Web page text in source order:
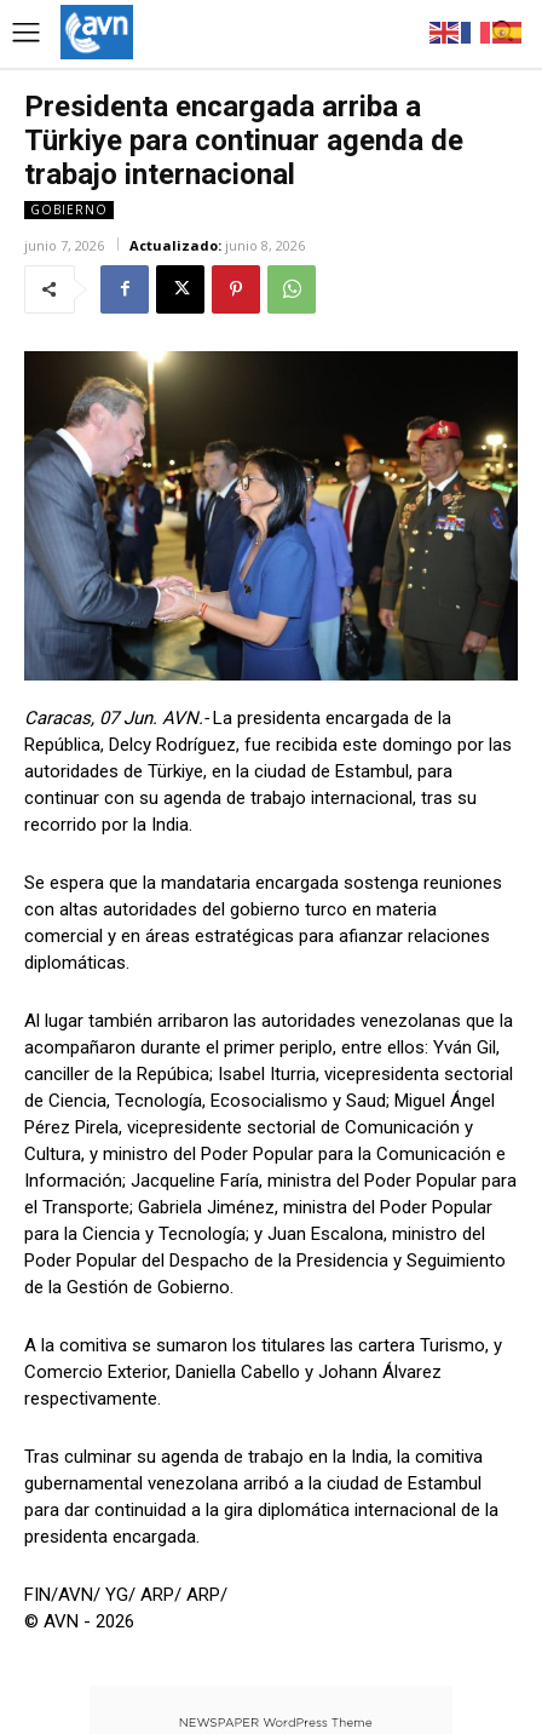
Presidenta encargada arriba a
Türkiye para continuar agenda de
trabajo internacional
GOBIERNO
junio 7, 2026 Actualizado: junio 8, 2026
Caracas, 07 Jun. AVN.-La presidenta encargada de la
República, Delcy Rodríguez, fue recibida este domingo por las
autoridades de Türkiye, en la ciudad de Estambul, para
continuar con su agenda de trabajo internacional, tras su
recorrido por la India.
Se espera que la mandataria encargada sostenga reuniones
con altas autoridades del gobierno turco en materia
comercial y en áreas estratégicas para afianzar relaciones
diplomáticas.
Al lugar también arribaron las autoridades venezolanas que la
acompañaron durante el primer periplo, entre ellos: Yván Gil,
canciller de la Repúbica; Isabel Iturria, vicepresidenta sectorial
de Ciencia, Tecnología, Ecosocialismo y Saud; Miguel Ángel
Pérez Pirela, vicepresidente sectorial de Comunicación y
Cultura, y ministro del Poder Popular para la Comunicación e
Información; Jacqueline Faría, ministra del Poder Popular para
el Transporte; Gabriela Jiménez, ministra del Poder Popular
para la Ciencia y Tecnología; y Juan Escalona, ministro del
Poder Popular del Despacho de la Presidencia y Seguimiento
de la Gestión de Gobierno.
A la comitiva se sumaron los titulares las cartera Turismo, y
Comercio Exterior, Daniella Cabello y Johann Álvarez
respectivamente.
Tras culminar su agenda de trabajo en la India, la comitiva
gubernamental venezolana arribó a la ciudad de Estambul
para dar continuidad a la gira diplomática internacional de la
presidenta encargada.
FIN/AVN/ YG/ ARP/ ARP/
© AVN - 2026